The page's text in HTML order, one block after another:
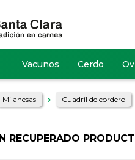
Vacunos Cerdo
Milanesas Cuadril de cordero
RECUPERADO